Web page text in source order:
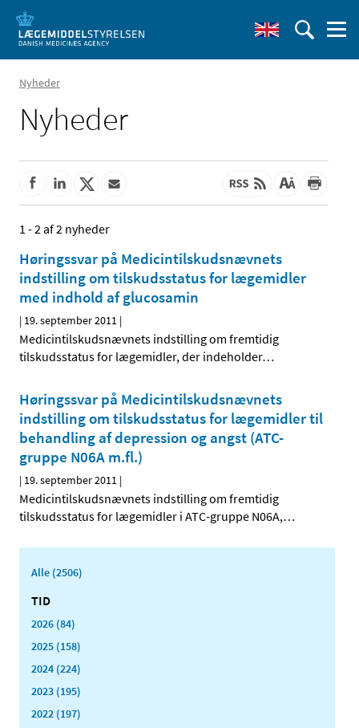
Nyheder
Nyheder
1 - 2 af 2 nyheder
Høringssvar på Medicintilskudsnævnets
indstilling om tilskudsstatus for lægemidler
med indhold af glucosamin
| 19. september 2011 |
Medicintilskudsnævnets indstilling om fremtidig
tilskudsstatus for lægemidler, der indeholder…
Høringssvar på Medicintilskudsnævnets
indstilling om tilskudsstatus for lægemidler til
behandling af depression og angst (ATC-
gruppe N06A m.fl.)
| 19. september 2011 |
Medicintilskudsnævnets indstilling om fremtidig
tilskudsstatus for lægemidler i ATC-gruppe N06A,…
Alle (2506)
TID
2026 (84)
2025 (158)
2024 (224)
2023 (195)
2022 (197)